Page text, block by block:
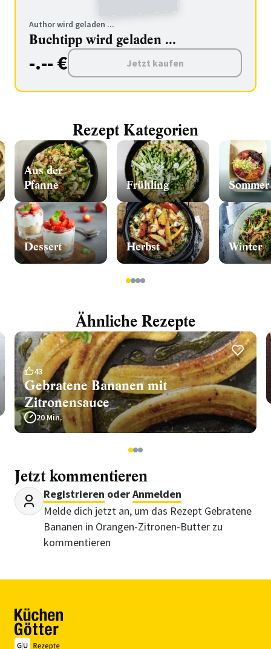
Author wird geladen ...
Buchtipp wird geladen ...
-.-- € Jetzt kaufen
Rezept Kategorien
Aus der
Pfanne
Dessert
Frühling
Herbst
Sommer
Winter
1234
Ähnliche Rezepte
43
Gebratene Bananen mit
Zitronensauce
20 Min.
123
Jetzt kommentieren
Registrieren oderAnmelden
Melde dich jetzt an, um das Rezept Gebratene
Bananen in Orangen-Zitronen-Butter zu
kommentieren